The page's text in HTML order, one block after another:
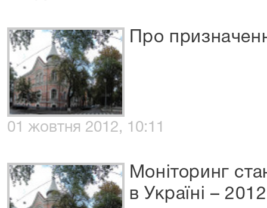
Про
01 жовтня 2012, 10:11
Моніторинг
в Україні – 2012